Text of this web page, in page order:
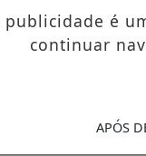
comenta
nesta terça-feira
diz irmão da
de
publicidade é
continuar
APÓS